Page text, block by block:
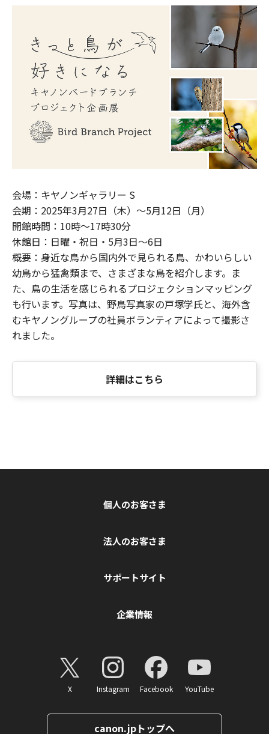
会場：キヤノンギャラリー S
会期：2025年3月27日（木）～5月12日（月）
開館時間：10時～17時30分
休館日：日曜・祝日・5月3日～6日
概要：身近な鳥から国内外で見られる鳥、かわいらしい
幼鳥から猛禽類まで、さまざまな鳥を紹介します。ま
た、鳥の生活を感じられるプロジェクションマッピング
も行います。写真は、野鳥写真家の戸塚学氏と、海外含
むキヤノングループの社員ボランティアによって撮影さ
れました。
詳細はこちら
個人のお客さま
法人のお客さま
サポートサイト
企業情報
X Instagram Facebook YouTube
canon.jpトップへ